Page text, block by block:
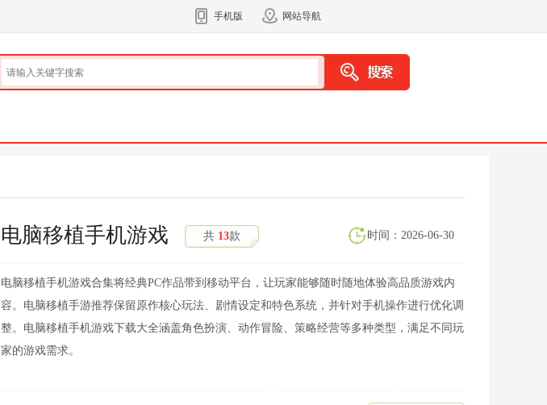
手机版 网站导航
电脑移植手机游戏 共 13款 时间：2026-06-30
电脑移植手机游戏合集将经典PC作品带到移动平台，让玩家能够随时随地体验高品质游戏内
容。电脑移植手游推荐保留原作核心玩法、剧情设定和特色系统，并针对手机操作进行优化调
整。电脑移植手机游戏下载大全涵盖角色扮演、动作冒险、策略经营等多种类型，满足不同玩
家的游戏需求。